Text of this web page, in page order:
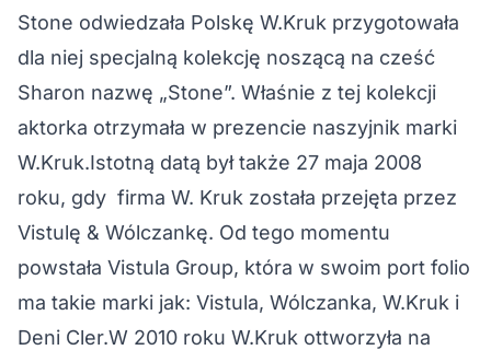
Stone odwiedzała Polskę W.Kruk przygotowała
dla niej specjalną kolekcję noszącą na cześć
Sharon nazwę „Stone”. Właśnie z tej kolekcji
aktorka otrzymała w prezencie naszyjnik marki
W.Kruk.Istotną datą był także 27 maja 2008
roku, gdy firma W. Kruk została przejęta przez
Vistulę & Wólczankę. Od tego momentu
powstała Vistula Group, która w swoim port folio
ma takie marki jak: Vistula, Wólczanka, W.Kruk i
Deni Cler.W 2010 roku W.Kruk ottworzyła na